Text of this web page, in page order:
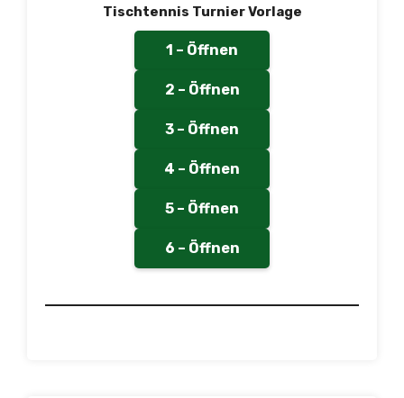
Tischtennis Turnier Vorlage
1 – Öffnen
2 – Öffnen
3 – Öffnen
4 – Öffnen
5 – Öffnen
6 – Öffnen